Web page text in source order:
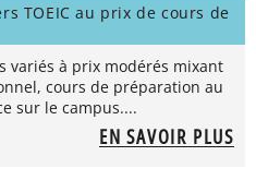
TOEIC au prix de cours de
variés à prix modérés mixant
cours de préparation au
sur le campus....
EN SAVOIR PLUS